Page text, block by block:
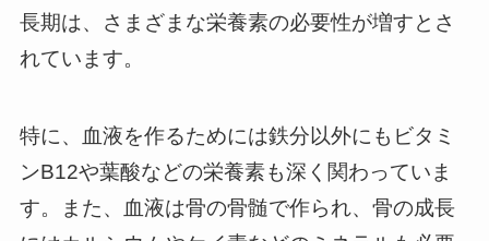
長期は、さまざまな栄養素の必要性が増すとさ
れています。
特に、血液を作るためには鉄分以外にもビタミ
ンB12や葉酸などの栄養素も深く関わっていま
す。また、血液は骨の骨髄で作られ、骨の成長